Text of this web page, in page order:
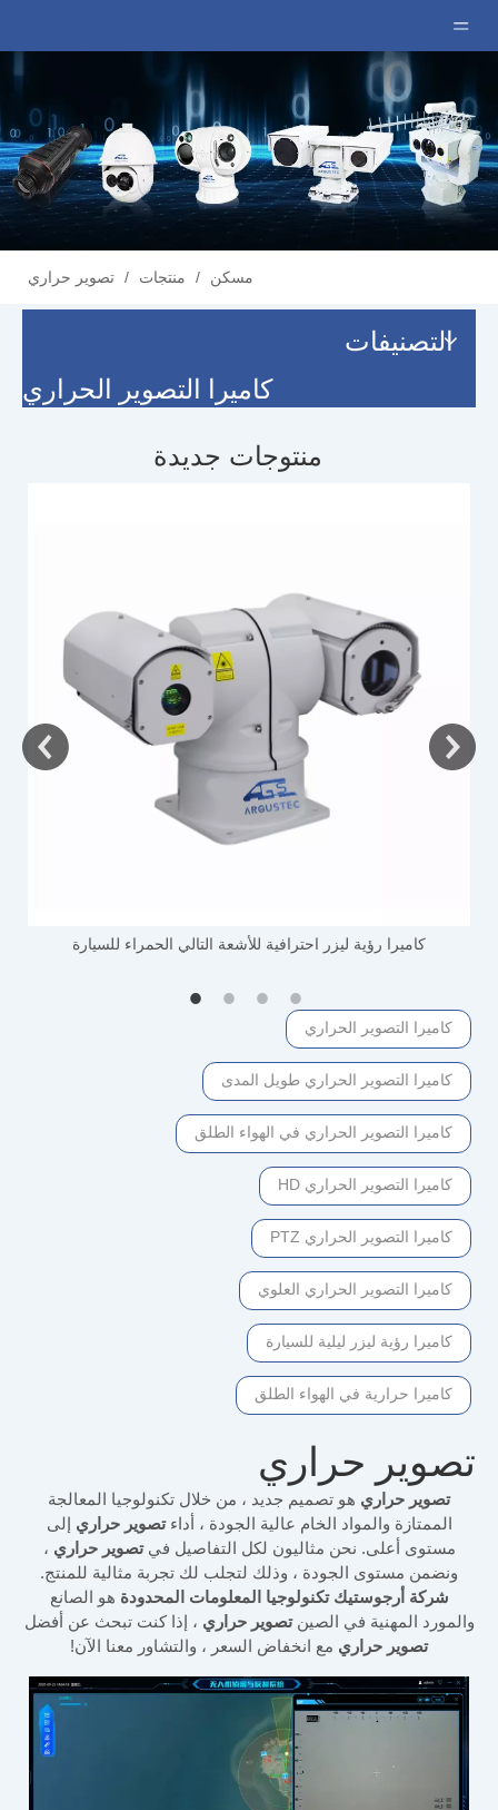
مسكن / منتجات / تصوير حراري
التصنيفات
كاميرا التصوير الحراري
منتوجات جديدة
كاميرا رؤية ليزر احترافية للأشعة التالي الحمراء للسيارة
كاميرا التصوير الحراري
كاميرا التصوير الحراري طويل المدى
كاميرا التصوير الحراري في الهواء الطلق
كاميرا التصوير الحراري HD
كاميرا التصوير الحراري PTZ
كاميرا التصوير الحراري العلوي
كاميرا رؤية ليزر ليلية للسيارة
كاميرا حرارية في الهواء الطلق
تصوير حراري
تصوير حراري هو تصميم جديد ، من خلال تكنولوجيا المعالجة
الممتازة والمواد الخام عالية الجودة ، أداءتصوير حراري إلى
مستوى أعلى. نحن مثاليون لكل التفاصيل فيتصوير حراري ،
ونضمن مستوى الجودة ، وذلك لتجلب لك تجربة مثالية للمنتج.
شركة أرجوستيك تكنولوجيا المعلومات المحدودة هو الصانع
والمورد المهنية في الصينتصوير حراري ، إذا كنت تبحث عن أفضل
تصوير حراري مع انخفاض السعر ، والتشاور معنا الآن!